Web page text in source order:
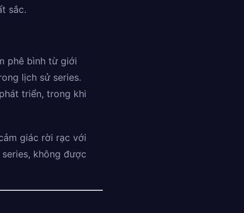
sắc.
phê bình từ giới
lịch sử series.
triển, trong khi
giác rời rạc với
không được